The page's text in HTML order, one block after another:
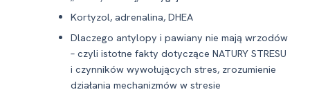
Kortyzol, adrenalina, DHEA
Dlaczego antylopy i pawiany nie mają wrzodów
– czyli istotne fakty dotyczące NATURY STRESU
i czynników wywołujących stres, zrozumienie
działania mechanizmów w stresie